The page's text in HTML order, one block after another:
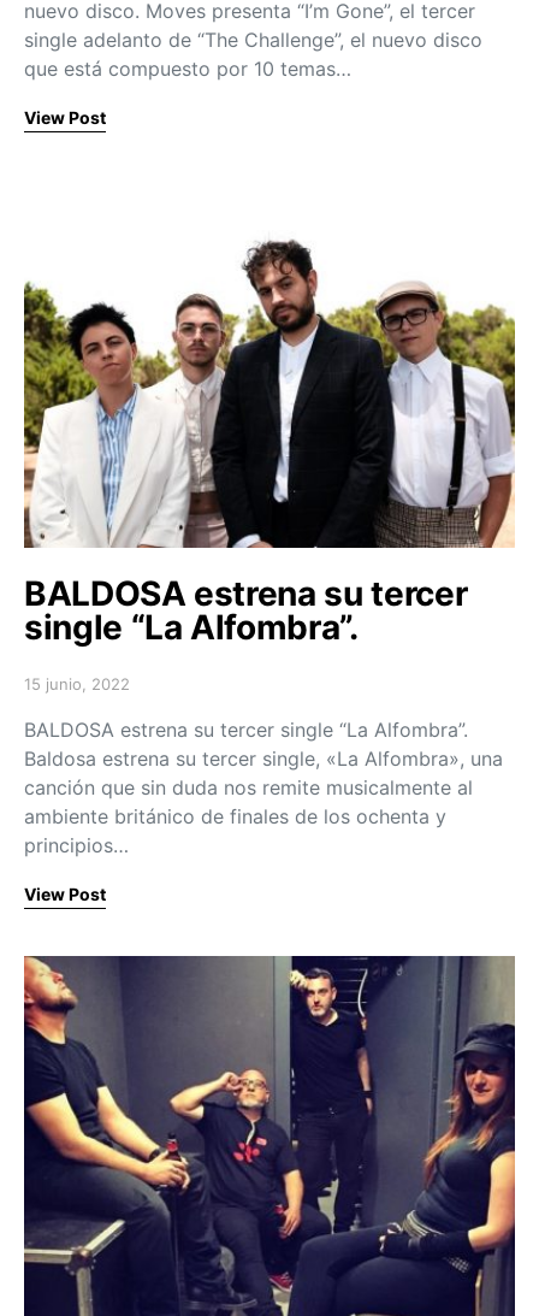
nuevo disco. Moves presenta “I’m Gone”, el tercer
single adelanto de “The Challenge”, el nuevo disco
que está compuesto por 10 temas…
View Post
BALDOSA estrena su tercer
single “La Alfombra”.
Posted on
15 junio, 2022
BALDOSA estrena su tercer single “La Alfombra”.
Baldosa estrena su tercer single, «La Alfombra», una
canción que sin duda nos remite musicalmente al
ambiente británico de finales de los ochenta y
principios…
View Post